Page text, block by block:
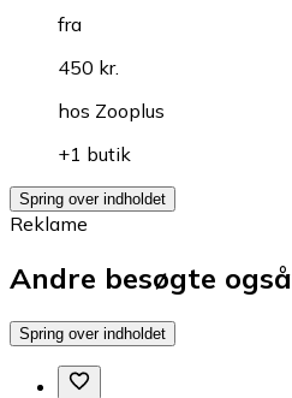
fra
450 kr.
hos Zooplus
+1 butik
Spring over indholdet
Reklame
Andre besøgte også
Spring over indholdet